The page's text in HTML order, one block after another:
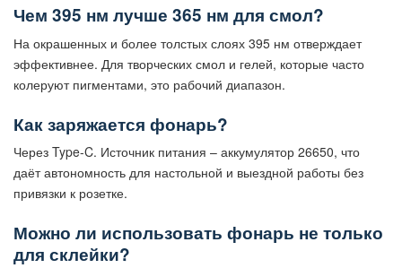
Чем 395 нм лучше 365 нм для смол?
На окрашенных и более толстых слоях 395 нм отверждает
эффективнее. Для творческих смол и гелей, которые часто
колеруют пигментами, это рабочий диапазон.
Как заряжается фонарь?
Через Type-C. Источник питания – аккумулятор 26650, что
даёт автономность для настольной и выездной работы без
привязки к розетке.
Можно ли использовать фонарь не только
для склейки?